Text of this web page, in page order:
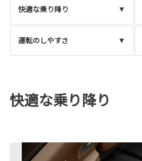
快適な乗り降り
運転のしやすさ
快適な乗り降り